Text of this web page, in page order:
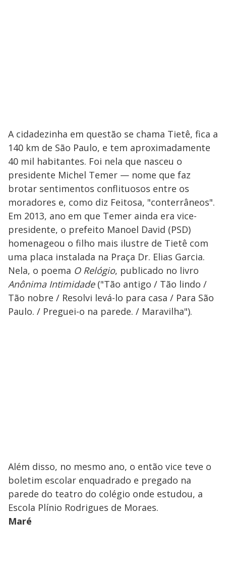
A cidadezinha em questão se chama Tietê, fica a
140 km de São Paulo, e tem aproximadamente
40 mil habitantes. Foi nela que nasceu o
presidente Michel Temer — nome que faz
brotar sentimentos conflituosos entre os
moradores e, como diz Feitosa, "conterrâneos".
Em 2013, ano em que Temer ainda era vice-
presidente, o prefeito Manoel David (PSD)
homenageou o filho mais ilustre de Tietê com
uma placa instalada na Praça Dr. Elias Garcia.
Nela, o poema O Relógio, publicado no livro
Anônima Intimidade ("Tão antigo / Tão lindo /
Tão nobre / Resolvi levá-lo para casa / Para São
Paulo. / Preguei-o na parede. / Maravilha").
Além disso, no mesmo ano, o então vice teve o
boletim escolar enquadrado e pregado na
parede do teatro do colégio onde estudou, a
Escola Plínio Rodrigues de Moraes.
Maré